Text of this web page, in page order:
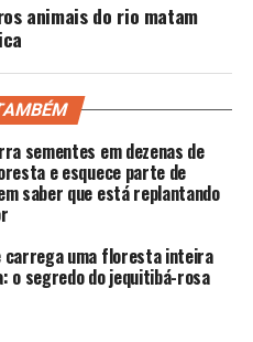
animais do rio matam
sementes em dezenas de
e esquece parte de
saber que está replantando
carrega uma floresta inteira
o segredo do jequitibá-rosa